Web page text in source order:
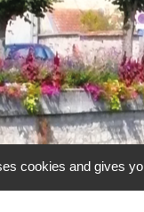
cookies and gives